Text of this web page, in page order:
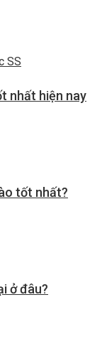
nhất hiện nay
tốt nhất?
ở đâu?